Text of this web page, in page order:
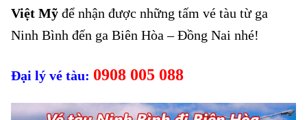
Việt Mỹ để nhận được những tấm vé tàu từ ga
Ninh Bình đến ga Biên Hòa – Đồng Nai nhé!
Đại lý vé tàu: 0908 005 088